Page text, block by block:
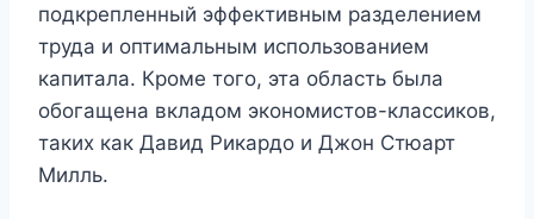
подкрепленный эффективным разделением
труда и оптимальным использованием
капитала. Кроме того, эта область была
обогащена вкладом экономистов-классиков,
таких как Давид Рикардо и Джон Стюарт
Милль.